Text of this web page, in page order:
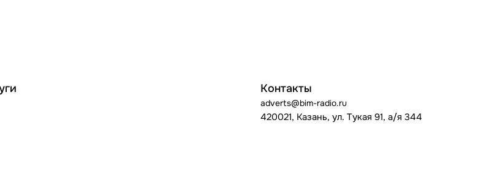
Контакты
adverts@bim-radio.ru
420021, Казань, ул. Тукая 91, а/я 344